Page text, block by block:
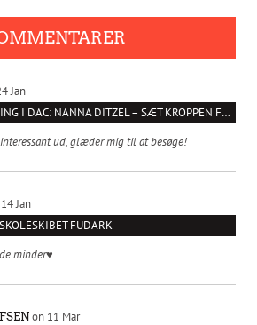
Jan
NY UDSTILLING I DAC: NANNA DITZEL – SÆT KROPPEN FRI
ud, glæder mig til at besøge!
Jan
FUDARK
minder♥️
on 11 Mar